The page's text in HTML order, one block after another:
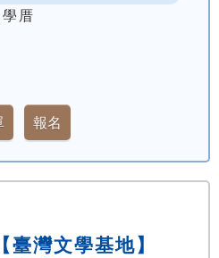
厝
灣文學基地】